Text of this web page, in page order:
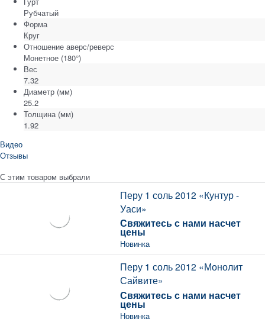
Рубчатый
Форма
Круг
Отношение аверс/реверс
Монетное (180°)
Вес
7.32
Диаметр (мм)
25.2
Толщина (мм)
1.92
Видео
Отзывы
С этим товаром выбрали
Перу 1 соль 2012 «Кунтур -
Уаси»
Свяжитесь с нами насчет
цены
Новинка
Перу 1 соль 2012 «Монолит
Сайвите»
Свяжитесь с нами насчет
цены
Новинка